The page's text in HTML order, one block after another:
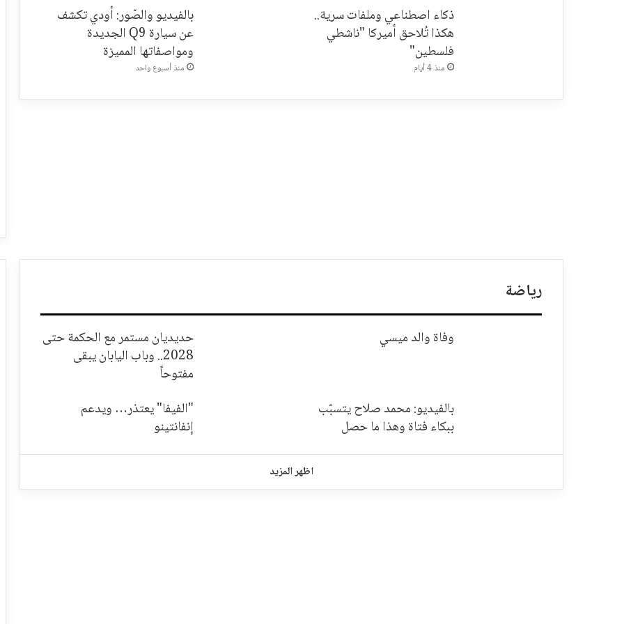
ذكاء اصطناعي وملفات سرية..
هكذا تُلاحق أميركا "ناشطي
فلسطين"
منذ 4 أيام
بالفيديو والصّور: أودي تكشف
عن سيارة Q9 الجديدة
ومواصفاتها المميزة
منذ أسبوع واحد
رياضة
وفاة والد ميسي
حديديان مستمر مع الحكمة حتى
2028.. وباب اليابان يبقى
مفتوحاً
بالفيديو: محمد صلاح يتسبّب
ببكاء فتاة وهذا ما حصل
"الفيفا" يعتذر… ويدعم
إنفانتينو
اظهر المزيد